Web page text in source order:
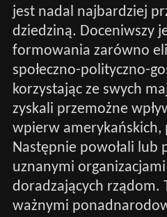
jest nadal najbardziej
dziedziną. Doceniwszy
formowania zarówno
społeczno-polityczno-
korzystając ze swych
zyskali przemożne
wpierw amerykańskich,
Następnie powołali lub
uznanymi
doradzających rządom.
ważnymi